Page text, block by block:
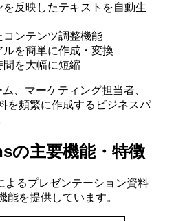
を反映したテキストを自動生
コンテンツ調整機能
ルを簡単に作成・変換
間を大幅に短縮
、マーケティング担当者、
を頻繁に作成するビジネスパ
の主要機能・特徴
よるプレゼンテーション資料
能を提供しています。